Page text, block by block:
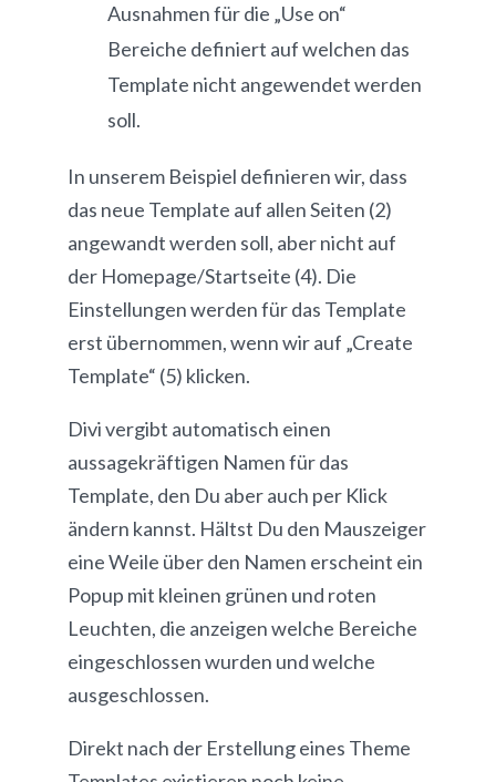
Ausnahmen für die „Use on“
Bereiche definiert auf welchen das
Template nicht angewendet werden
soll.
In unserem Beispiel definieren wir, dass
das neue Template auf allen Seiten (2)
angewandt werden soll, aber nicht auf
der Homepage/Startseite (4). Die
Einstellungen werden für das Template
erst übernommen, wenn wir auf „Create
Template“ (5) klicken.
Divi vergibt automatisch einen
aussagekräftigen Namen für das
Template, den Du aber auch per Klick
ändern kannst. Hältst Du den Mauszeiger
eine Weile über den Namen erscheint ein
Popup mit kleinen grünen und roten
Leuchten, die anzeigen welche Bereiche
eingeschlossen wurden und welche
ausgeschlossen.
Direkt nach der Erstellung eines Theme